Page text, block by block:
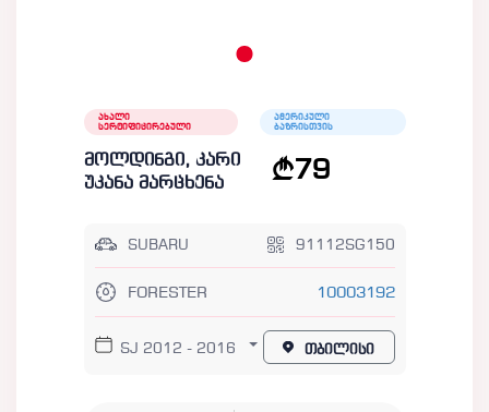
ახალი
სერტიფიცირებული
ამერიკული
ბაზრისთვის
მოლდინგი, კარი
უკანა მარცხენა
79
SUBARU 91112SG150
FORESTER 10003192
SJ 2012 - 2016 თბილისი